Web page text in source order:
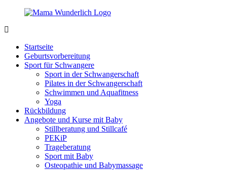
Zurück
Inhalt
sein
wunderbar!
Startseite
Geburtsvorbereitung
Sport für Schwangere
Sport in der Schwangerschaft
Pilates in der Schwangerschaft
Schwimmen und Aquafitness
Yoga
Rückbildung
Angebote und Kurse mit Baby
Stillberatung und Stillcafé
PEKiP
Trageberatung
Sport mit Baby
Osteopathie und Babymassage